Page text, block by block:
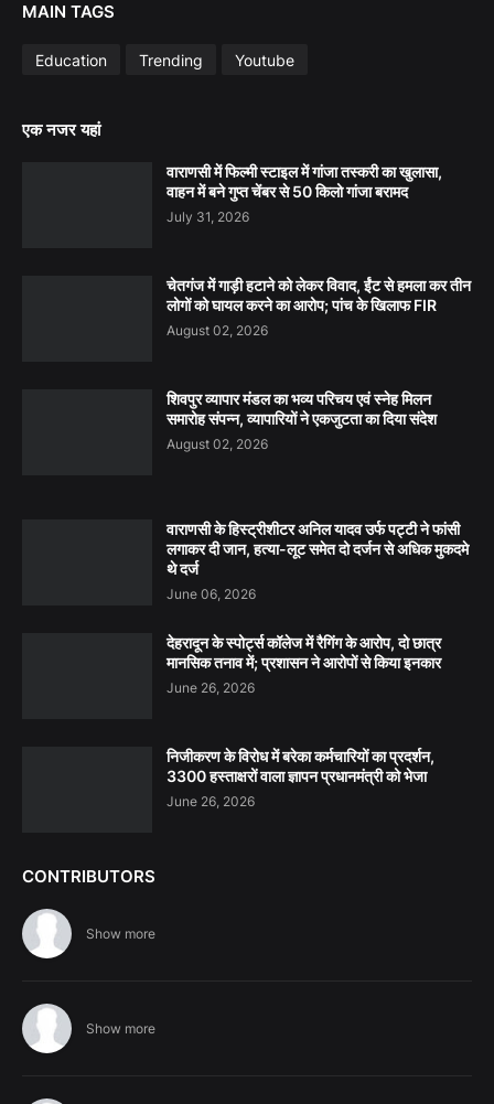
MAIN TAGS
Education Trending Youtube
एक नजर यहां
वाराणसी में फिल्मी स्टाइल में गांजा तस्करी का खुलासा,
वाहन में बने गुप्त चेंबर से 50 किलो गांजा बरामद
July 31, 2026
चेतगंज में गाड़ी हटाने को लेकर विवाद, ईंट से हमला कर तीन
लोगों को घायल करने का आरोप; पांच के खिलाफ FIR
August 02, 2026
शिवपुर व्यापार मंडल का भव्य परिचय एवं स्नेह मिलन
समारोह संपन्न, व्यापारियों ने एकजुटता का दिया संदेश
August 02, 2026
वाराणसी के हिस्ट्रीशीटर अनिल यादव उर्फ पट्टी ने फांसी
लगाकर दी जान, हत्या-लूट समेत दो दर्जन से अधिक मुकदमे
थे दर्ज
June 06, 2026
देहरादून के स्पोर्ट्स कॉलेज में रैगिंग के आरोप, दो छात्र
मानसिक तनाव में; प्रशासन ने आरोपों से किया इनकार
June 26, 2026
निजीकरण के विरोध में बरेका कर्मचारियों का प्रदर्शन,
3300 हस्ताक्षरों वाला ज्ञापन प्रधानमंत्री को भेजा
June 26, 2026
CONTRIBUTORS
Show more
Show more